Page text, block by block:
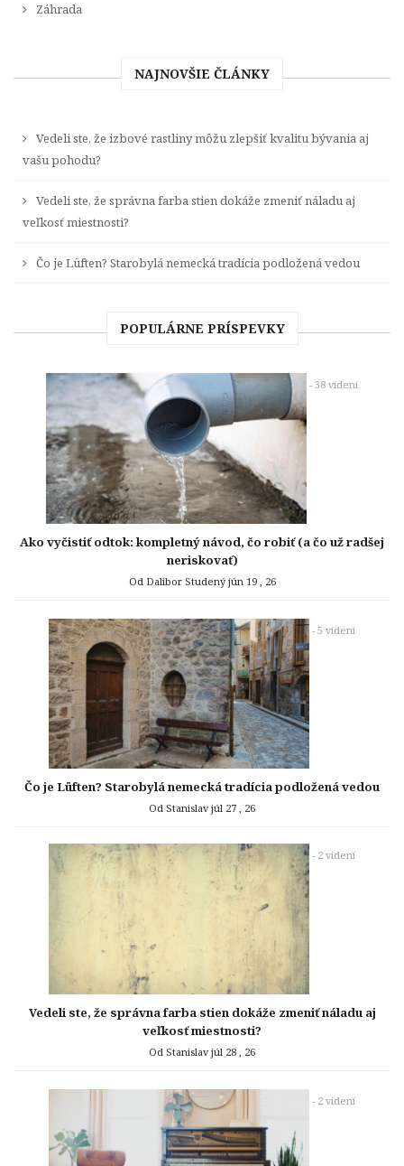
Záhrada
NAJNOVŠIE ČLÁNKY
Vedeli ste, že izbové rastliny môžu zlepšiť kvalitu bývania aj
vašu pohodu?
Vedeli ste, že správna farba stien dokáže zmeniť náladu aj
veľkosť miestnosti?
Čo je Lüften? Starobylá nemecká tradícia podložená vedou
POPULÁRNE PRÍSPEVKY
- 38 videní
Ako vyčistiť odtok: kompletný návod, čo robiť (a čo už radšej
neriskovať)
Od Dalibor Studený jún 19 , 26
- 5 videní
Čo je Lüften? Starobylá nemecká tradícia podložená vedou
Od Stanislavjúl 27 , 26
- 2 videní
Vedeli ste, že správna farba stien dokáže zmeniť náladu aj
veľkosť miestnosti?
Od Stanislavjúl 28 , 26
- 2 videní